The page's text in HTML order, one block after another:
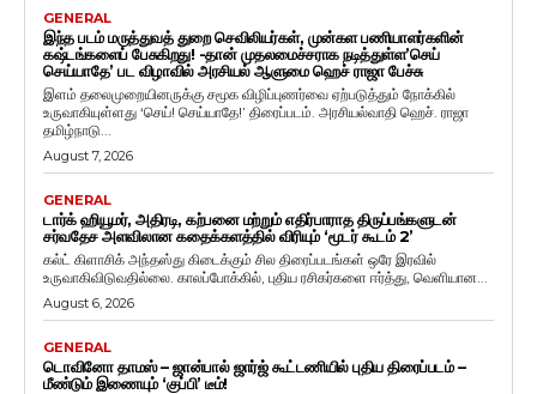
GENERAL
இந்த படம் மருத்துவத் துறை செவிலியர்கள், முன்கள பணியாளர்களின்
கஷ்டங்களைப் பேசுகிறது! -தான் முதலமைச்சராக நடித்துள்ள’செய்
செய்யாதே’ பட விழாவில் அரசியல் ஆளுமை ஹெச் ராஜா பேச்சு
இளம் தலைமுறையினருக்கு சமூக விழிப்புணர்வை ஏற்படுத்தும் நோக்கில்
உருவாகியுள்ளது ‘செய்! செய்யாதே!’ திரைப்படம். அரசியல்வாதி ஹெச். ராஜா
தமிழ்நாடு...
August 7, 2026
GENERAL
டார்க் ஹியூமர், அதிரடி, கற்பனை மற்றும் எதிர்பாராத திருப்பங்களுடன்
சர்வதேச அளவிலான கதைக்களத்தில் விரியும் ‘மூடர் கூடம் 2’
கல்ட் கிளாசிக் அந்தஸ்து கிடைக்கும் சில திரைப்படங்கள் ஒரே இரவில்
உருவாகிவிடுவதில்லை. காலப்போக்கில், புதிய ரசிகர்களை ஈர்த்து, வெளியான...
August 6, 2026
GENERAL
டொவினோ தாமஸ் – ஜான்பால் ஜார்ஜ் கூட்டணியில் புதிய திரைப்படம் –
மீண்டும் இணையும் ‘குப்பி’ டீம்!